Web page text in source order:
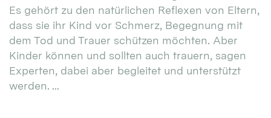
Es gehört zu den natürlichen Reflexen von Eltern,
dass sie ihr Kind vor Schmerz, Begegnung mit
dem Tod und Trauer schützen möchten. Aber
Kinder können und sollten auch trauern, sagen
Experten, dabei aber begleitet und unterstützt
werden. ...